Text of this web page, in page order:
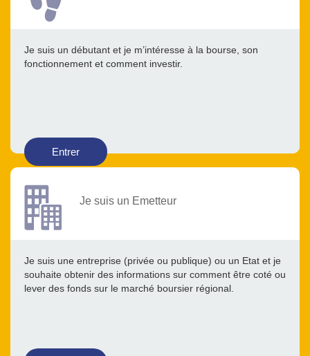
Je suis un débutant et je m’intéresse à la bourse, son
fonctionnement et comment investir.
Entrer
Je suis un Emetteur
Je suis une entreprise (privée ou publique) ou un Etat et je
souhaite obtenir des informations sur comment être coté ou
lever des fonds sur le marché boursier régional.